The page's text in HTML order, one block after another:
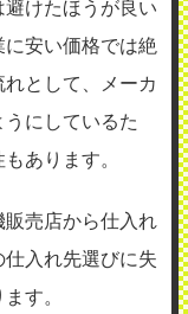
けたほうが良い
安い価格では絶
として、メーカ
にしているた
あります。
売店から仕入れ
入れ先選びに失
す。